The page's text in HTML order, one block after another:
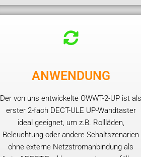
ANWENDUNG
Der von uns entwickelte OWWT-2-UP ist
erster 2-fach DECT-ULE UP-Wandtaster
ideal geeignet, um z.B. Rollläden,
Beleuchtung oder andere Schaltszenarien
ohne externe Netzstromanbindung als